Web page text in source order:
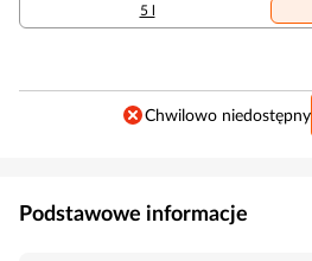
5 l
Chwilowo niedostępny
Podstawowe informacje